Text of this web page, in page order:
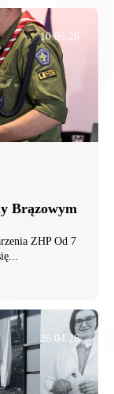
10.05.26
Brązowym
ZHP Od 7
26.04.26